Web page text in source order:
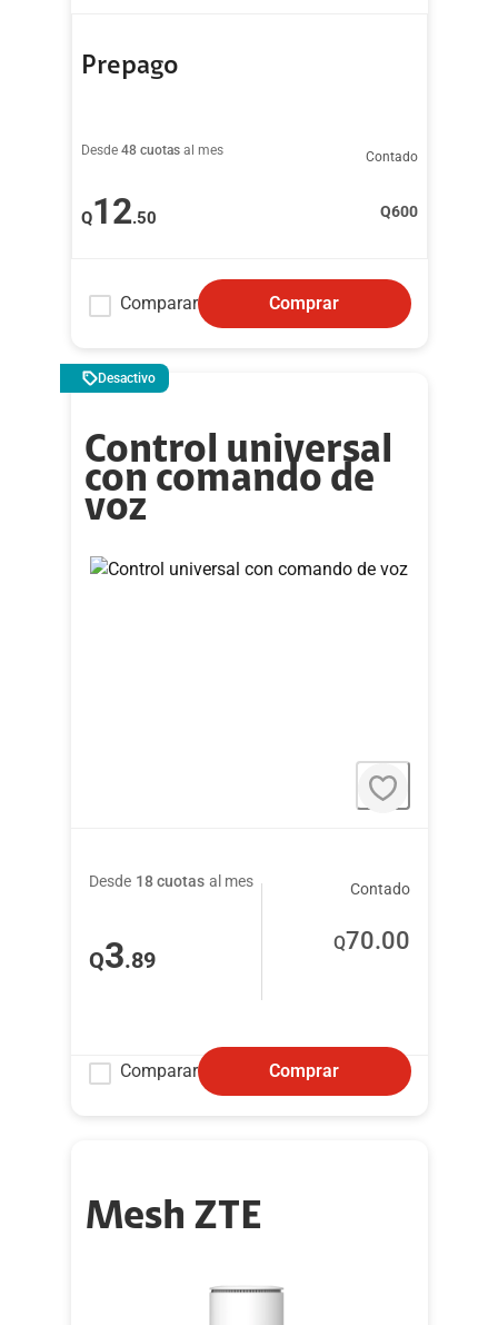
Prepago
Desde 48 cuotas al mes
Q12.50
Contado
Q600
Comparar Comprar
Desactivo
Control universal
con comando de
voz
Desde 18 cuotas al mes
Q3.89
Contado
Q70.00
Comparar Comprar
Mesh ZTE